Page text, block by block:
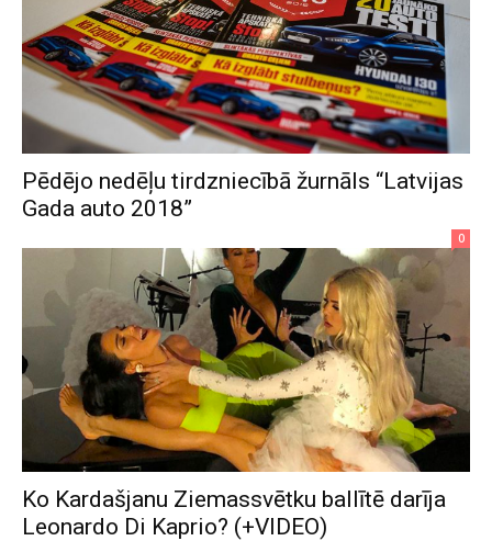
Pēdējo nedēļu tirdzniecībā žurnāls “Latvijas
Gada auto 2018”
0
Ko Kardašjanu Ziemassvētku ballītē darīja
Leonardo Di Kaprio? (+VIDEO)